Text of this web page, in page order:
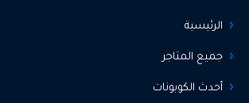
الرئيسية
جميع المتاجر
أحدث الكوبونات